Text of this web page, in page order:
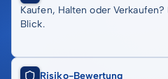
Kaufen, Halten oder
Blick.
Risiko-Bewertung